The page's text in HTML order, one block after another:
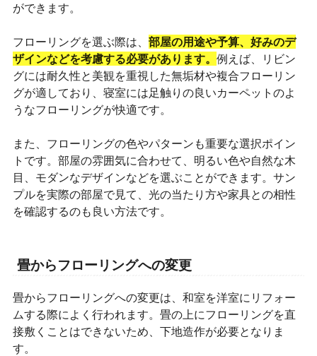
ができます。
フローリングを選ぶ際は、 部屋の用途や予算、好みのデ
ザインなどを考慮する必要があります。 例えば、リビン
グには耐久性と美観を重視した無垢材や複合フローリン
グが適しており、寝室には足触りの良いカーペットのよ
うなフローリングが快適です。
また、フローリングの色やパターンも重要な選択ポイン
トです。部屋の雰囲気に合わせて、明るい色や自然な木
目、モダンなデザインなどを選ぶことができます。サン
プルを実際の部屋で見て、光の当たり方や家具との相性
を確認するのも良い方法です。
畳からフローリングへの変更
畳からフローリングへの変更は、和室を洋室にリフォー
ムする際によく行われます。畳の上にフローリングを直
接敷くことはできないため、下地造作が必要となりま
す。